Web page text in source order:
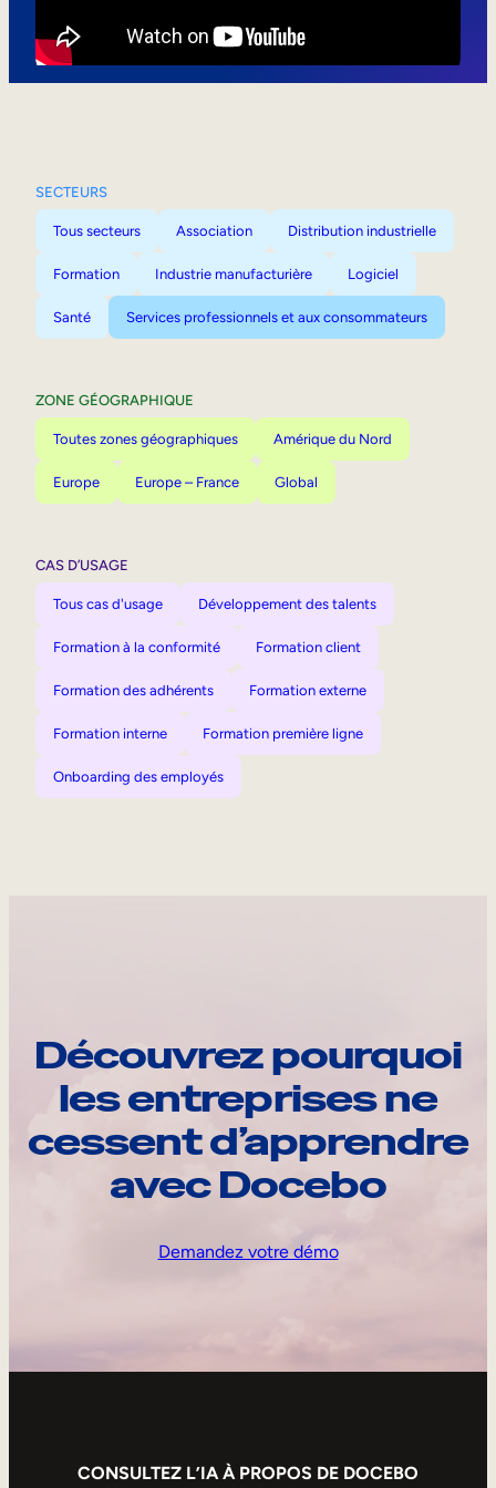
SECTEURS
Tous secteurs Association Distribution industrielle
Formation Industrie manufacturière Logiciel
Santé Services professionnels et aux consommateurs
ZONE GÉOGRAPHIQUE
Toutes zones géographiques Amérique du Nord
Europe Europe – France Global
CAS D’USAGE
Tous cas d'usage Développement des talents
Formation à la conformité Formation client
Formation des adhérents Formation externe
Formation interne Formation première ligne
Onboarding des employés
Découvrez pourquoi
les entreprises ne
cessent d’apprendre
avec Docebo
Demandez votre démo
CONSULTEZ L’IA À PROPOS DE DOCEBO